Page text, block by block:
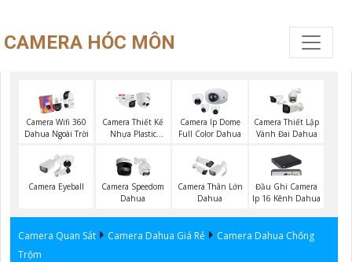
CAMERA HÓC MÔN
Camera Wifi 360
Dahua Ngoài Trời
Camera Thiết Kế
Nhựa Plastic
Camera Ip Dome
Full Color Dahua
Camera Thiết Lập
Vành Đai Dahua
Camera Eyeball
Camera Speedom
Dahua
Camera Thân Lớn
Dahua
Đầu Ghi Camera
Ip 16 Kênh Dahua
Camera Quan Sát Camera Dahua Giá Rẻ
Camera Dahua Chống
Trộm